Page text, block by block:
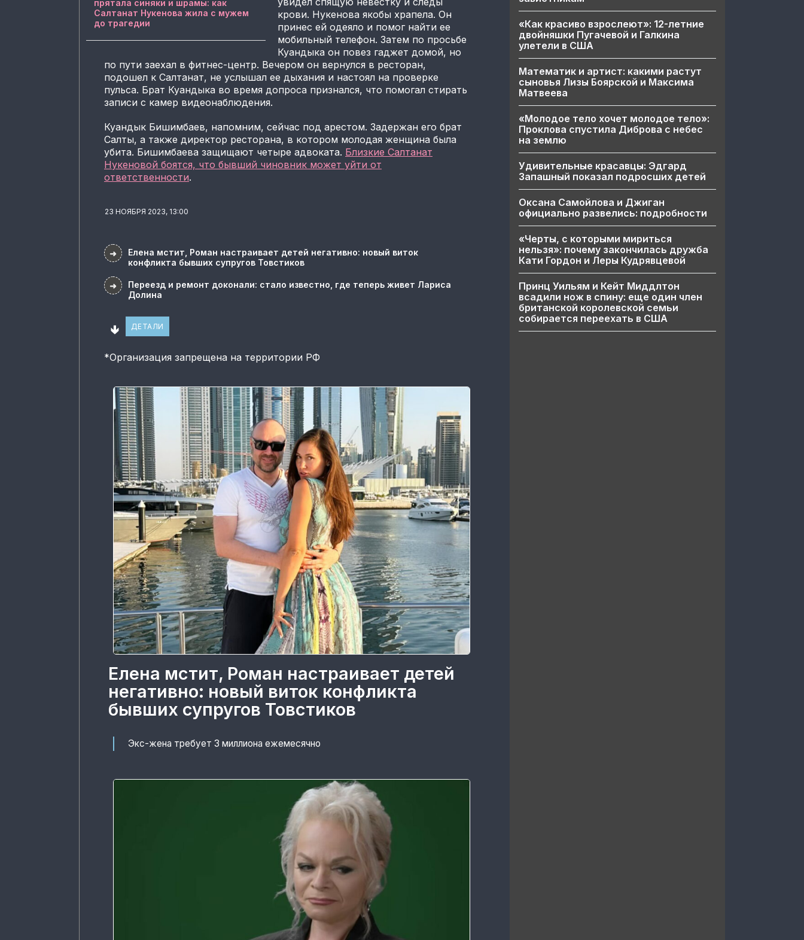
прятала синяки и шрамы: как
Салтанат Нукенова жила с мужем
до трагедии
крови. Нукенова якобы храпела. Он
принес ей одеяло и помог найти ее
мобильный телефон. Затем по просьбе
Куандыка он повез гаджет домой, но
по пути заехал в фитнес-центр. Вечером он вернулся в ресторан,
подошел к Салтанат, не услышал ее дыхания и настоял на проверке
пульса. Брат Куандыка во время допроса признался, что помогал стирать
записи с камер видеонаблюдения.
Куандык Бишимбаев, напомним, сейчас под арестом. Задержан его брат
Салты, а также директор ресторана, в котором молодая женщина была
убита. Бишимбаева защищают четыре адвоката. Близкие Салтанат
Нукеновой боятся, что бывший чиновник может уйти от
ответственности.
23 НОЯБРЯ 2023, 13:00
➜
Елена мстит, Роман настраивает детей негативно: новый виток
конфликта бывших супругов Товстиков
➜
Переезд и ремонт доконали: стало известно, где теперь живет Лариса
Долина
🢃 ДЕТАЛИ
*Организация запрещена на территории РФ
Елена мстит, Роман настраивает детей
негативно: новый виток конфликта
бывших супругов Товстиков
Экс-жена требует 3 миллиона ежемесячно
«Как красиво взрослеют»: 12-летние
двойняшки Пугачевой и Галкина
улетели в США
Математик и артист: какими растут
сыновья Лизы Боярской и Максима
Матвеева
«Молодое тело хочет молодое тело»:
Проклова спустила Диброва с небес
на землю
Удивительные красавцы: Эдгард
Запашный показал подросших детей
Оксана Самойлова и Джиган
официально развелись: подробности
«Черты, с которыми мириться
нельзя»: почему закончилась дружба
Кати Гордон и Леры Кудрявцевой
Принц Уильям и Кейт Миддлтон
всадили нож в спину: еще один член
британской королевской семьи
собирается переехать в США